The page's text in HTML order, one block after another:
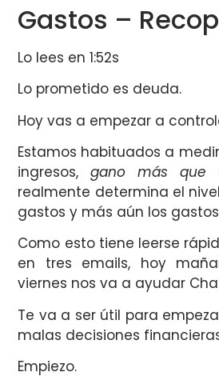
Gastos –
Lo lees en 1:52s
Lo prometido es deuda.
Hoy vas a empezar a
Estamos habituados a
ingresos,gano más que
realmente determina el
gastos y más aún los
Como esto tiene leerse
en tres emails, hoy
viernes nos va a ayudar
Te va a ser útil para
malas decisiones
Empiezo.